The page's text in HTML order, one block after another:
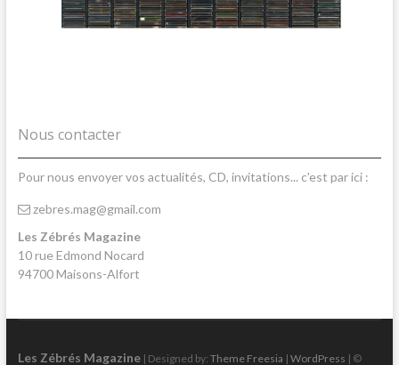
Nous contacter
Pour nous envoyer vos actualités, CD, invitations... c'est par ici :
zebres.mag@gmail.com
Les Zébrés Magazine
10 rue Edmond Nocard
94700 Maisons-Alfort
Les Zébrés Magazine| Designed by: Theme Freesia | WordPress | ©